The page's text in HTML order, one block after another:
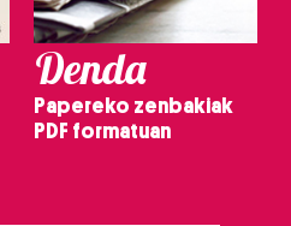
Denda
Papereko zenbakiak
PDF formatuan